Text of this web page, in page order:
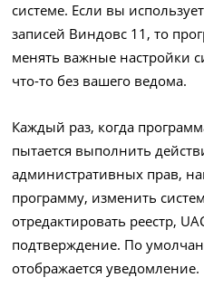
системе. Если вы
записей Виндовс 11, то
менять важные настройки
что-то без вашего ведома.
Каждый раз, когда
пытается выполнить
административных прав,
программу, изменить
отредактировать реестр,
подтверждение. По
отображается уведомление.